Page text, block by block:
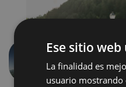
Previous
Ese sitio
La finalidad es
usuario